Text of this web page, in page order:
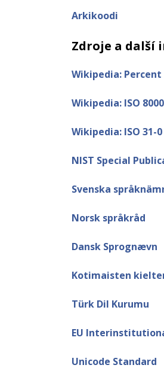
Arkikoodi
Zdroje a další
Wikipedia: Percent
Wikipedia: ISO
Wikipedia: ISO 31-0
NIST Special
Svenska
Norsk språkråd
Dansk Sprognævn
Kotimaisten
Türk Dil Kurumu
EU
Unicode Standard